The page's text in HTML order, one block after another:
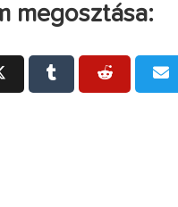
megosztása: